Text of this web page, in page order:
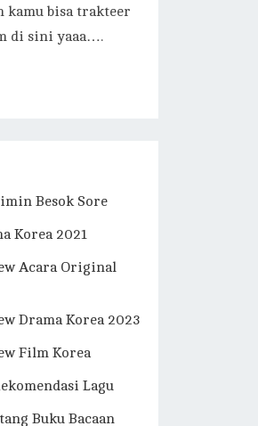
kamu bisa trakteer
di sini yaaa….
Besok Sore
Korea 2021
Acara Original
Drama Korea 2023
Film Korea
Lagu
Buku Bacaan